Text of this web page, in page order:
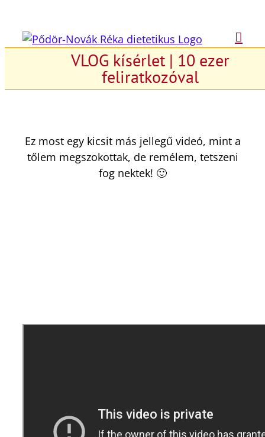
VLOG kísérlet | 10 ezer
feliratkozóval
Ez most egy kicsit más jellegű videó, mint a
tőlem megszokottak, de remélem, tetszeni
fog nektek! 🙂
Pődör-Novák Rékaáltal